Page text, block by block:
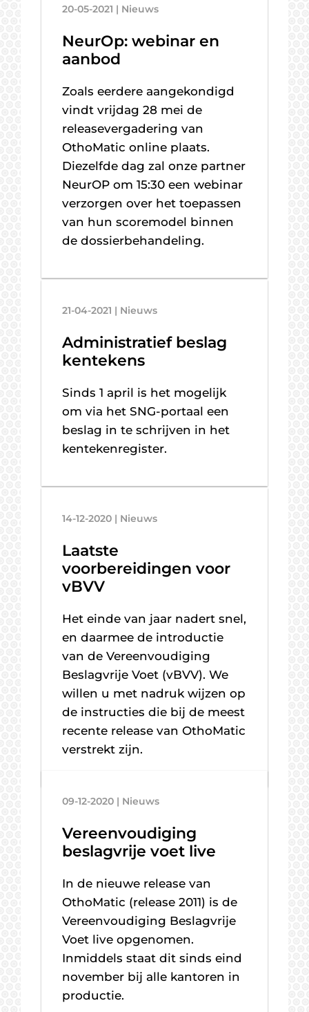
20-05-2021 | Nieuws
NeurOp: webinar en
aanbod
Zoals eerdere aangekondigd
vindt vrijdag 28 mei de
releasevergadering van
OthoMatic online plaats.
Diezelfde dag zal onze partner
NeurOP om 15:30 een webinar
verzorgen over het toepassen
van hun scoremodel binnen
de dossierbehandeling.
21-04-2021 | Nieuws
Administratief beslag
kentekens
Sinds 1 april is het mogelijk
om via het SNG-portaal een
beslag in te schrijven in het
kentekenregister.
14-12-2020 | Nieuws
Laatste
voorbereidingen voor
vBVV
Het einde van jaar nadert snel,
en daarmee de introductie
van de Vereenvoudiging
Beslagvrije Voet (vBVV). We
willen u met nadruk wijzen op
de instructies die bij de meest
recente release van OthoMatic
verstrekt zijn.
09-12-2020 | Nieuws
Vereenvoudiging
beslagvrije voet live
In de nieuwe release van
OthoMatic (release 2011) is de
Vereenvoudiging Beslagvrije
Voet live opgenomen.
Inmiddels staat dit sinds eind
november bij alle kantoren in
productie.